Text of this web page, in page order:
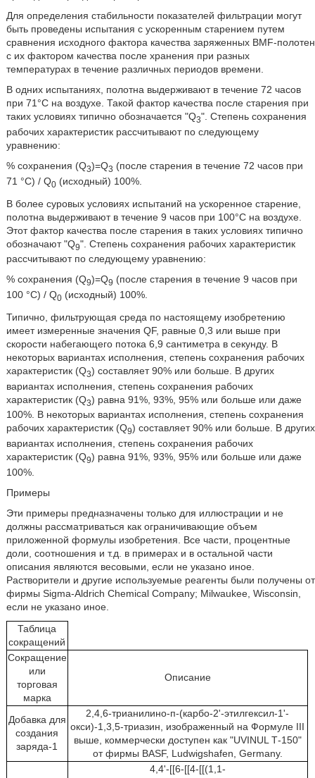
Для определения стабильности показателей фильтрации могут
быть проведены испытания с ускоренным старением путем
сравнения исходного фактора качества заряженных BMF-полотен
с их фактором качества после хранения при разных
температурах в течение различных периодов времени.
В одних испытаниях, полотна выдерживают в течение 72 часов
при 71°C на воздухе. Такой фактор качества после старения при
таких условиях типично обозначается "Q3". Степень сохранения
рабочих характеристик рассчитывают по следующему
уравнению:
% сохранения (Q3)=Q3 (после старения в течение 72 часов при
71 °C) / Q0(исходный) 100%.
В более суровых условиях испытаний на ускоренное старение,
полотна выдерживают в течение 9 часов при 100°C на воздухе.
Этот фактор качества после старения в таких условиях типично
обозначают "Q9". Степень сохранения рабочих характеристик
рассчитывают по следующему уравнению:
% сохранения (Q9)=Q9 (после старения в течение 9 часов при
100 °C) / Q0(исходный) 100%.
Типично, фильтрующая среда по настоящему изобретению
имеет измеренные значения QF, равные 0,3 или выше при
скорости набегающего потока 6,9 сантиметра в секунду. В
некоторых вариантах исполнения, степень сохранения рабочих
характеристик (Q3) составляет 90% или больше. В других
вариантах исполнения, степень сохранения рабочих
характеристик (Q3) равна 91%, 93%, 95% или больше или даже
100%. В некоторых вариантах исполнения, степень сохранения
рабочих характеристик (Q9) составляет 90% или больше. В других
вариантах исполнения, степень сохранения рабочих
характеристик (Q9) равна 91%, 93%, 95% или больше или даже
100%.
Примеры
Эти примеры предназначены только для иллюстрации и не
должны рассматриваться как ограничивающие объем
приложенной формулы изобретения. Все части, процентные
доли, соотношения и т.д. в примерах и в остальной части
описания являются весовыми, если не указано иное.
Растворители и другие используемые реагенты были получены от
фирмы Sigma-Aldrich Chemical Company; Milwaukee, Wisconsin,
если не указано иное.
Таблица
сокращений
Сокращение
или
торговая
марка
Описание
Добавка для
создания
заряда-1
2,4,6-трианилино-п-(карбо-2'-этилгексил-1'-
окси)-1,3,5-триазин, изображенный на Формуле III
выше, коммерчески доступен как "UVINUL Т-150"
от фирмы BASF, Ludwigshafen, Germany.
4,4'-[[6-[[4-[[(1,1-